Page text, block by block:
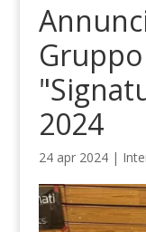
2024
24 apr 2024|